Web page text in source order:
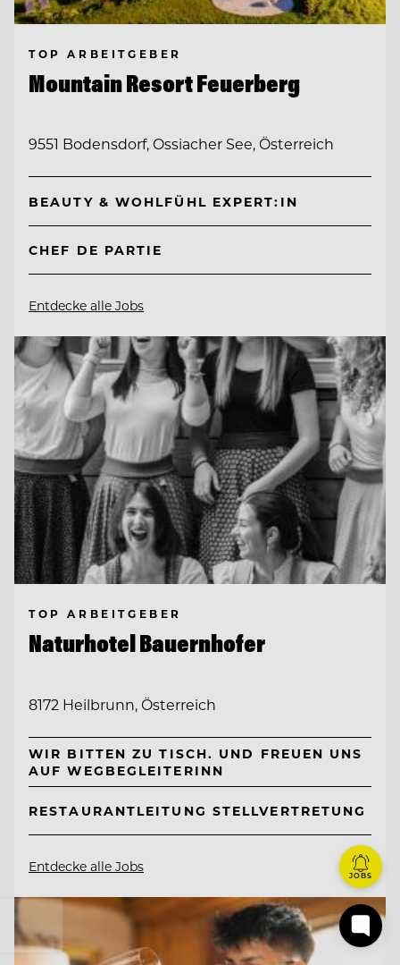
TOP ARBEITGEBER
Mountain Resort Feuerberg
9551 Bodensdorf, Ossiacher See, Österreich
BEAUTY & WOHLFÜHL EXPERT:IN
CHEF DE PARTIE
Entdecke alle Jobs
TOP ARBEITGEBER
Naturhotel Bauernhofer
8172 Heilbrunn, Österreich
WIR BITTEN ZU TISCH. UND FREUEN UNS
AUF WEGBEGLEITERINN
RESTAURANTLEITUNG STELLVERTRETUNG
Entdecke alle Jobs
JOBS